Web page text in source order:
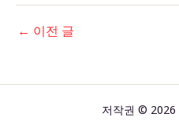
← 이전 글
저작권 © 2026